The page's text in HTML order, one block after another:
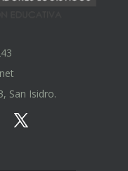
San Isidro.